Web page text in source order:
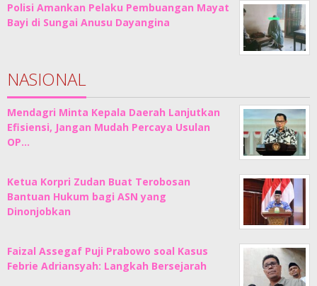
Polisi Amankan Pelaku Pembuangan Mayat
Bayi di Sungai Anusu Dayangina
NASIONAL
Mendagri Minta Kepala Daerah Lanjutkan
Efisiensi, Jangan Mudah Percaya Usulan
OP…
Ketua Korpri Zudan Buat Terobosan
Bantuan Hukum bagi ASN yang
Dinonjobkan
Faizal Assegaf Puji Prabowo soal Kasus
Febrie Adriansyah: Langkah Bersejarah